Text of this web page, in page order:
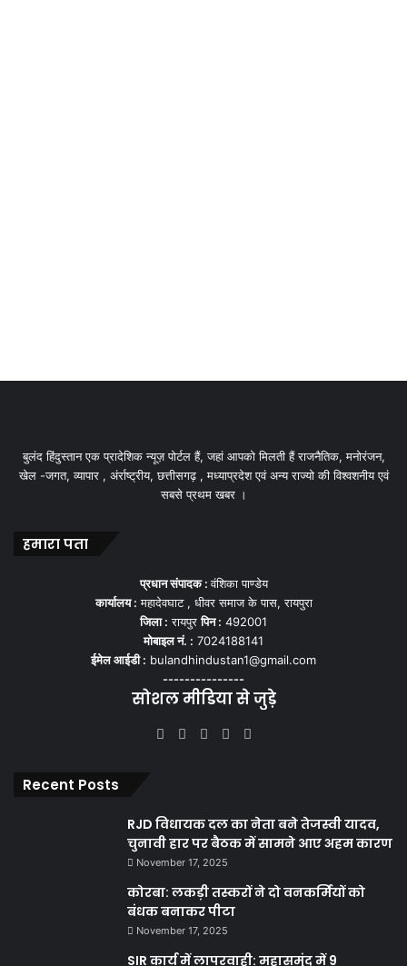
बुलंद हिंदुस्तान एक प्रादेशिक न्यूज़ पोर्टल हैं, जहां आपको मिलती हैं राजनैतिक, मनोरंजन,
खेल -जगत, व्यापार , अंर्राष्ट्रीय, छत्तीसगढ़ , मध्याप्रदेश एवं अन्य राज्यो की विश्वशनीय एवं
सबसे प्रथम खबर ।
हमारा पता
प्रधान संपादक :वंशिका पाण्डेय
कार्यालय : महादेवघाट , धीवर समाज के पास, रायपुरा
जिला : रायपुरपिन : 492001
मोबाइल नं. : 7024188141
ईमेल आईडी : bulandhindustan1@gmail.com
---------------
सोशल मीडिया से जुड़े
Facebook
X YouTubeInstagram
Recent Posts
RJD विधायक दल का नेता बने तेजस्वी यादव,
चुनावी हार पर बैठक में सामने आए अहम कारण
November 17, 2025
कोरबा: लकड़ी तस्करों ने दो वनकर्मियों को
बंधक बनाकर पीटा
November 17, 2025
SIR कार्य में लापरवाही: महासमुंद में 9